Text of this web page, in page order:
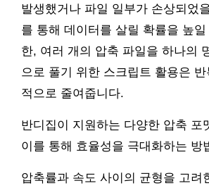
발생했거나 파일 일부가 손상되었
를 통해 데이터를 살릴 확률을 높
한, 여러 개의 압축 파일을 하나의
으로 풀기 위한 스크립트 활용은 반
적으로 줄여줍니다.
반디집이 지원하는 다양한 압축 포
이를 통해 효율성을 극대화하는 방
압축률과 속도 사이의 균형을 고려